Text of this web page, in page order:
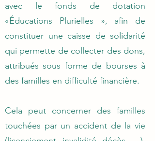
avec le fonds de dotation
«Éducations Plurielles », afin de
constituer une caisse de solidarité
qui permette de collecter des dons,
attribués sous forme de bourses à
des familles en difficulté financière.
Cela peut concerner des familles
touchées par un accident de la vie
(licenciement, invalidité, décès, …),